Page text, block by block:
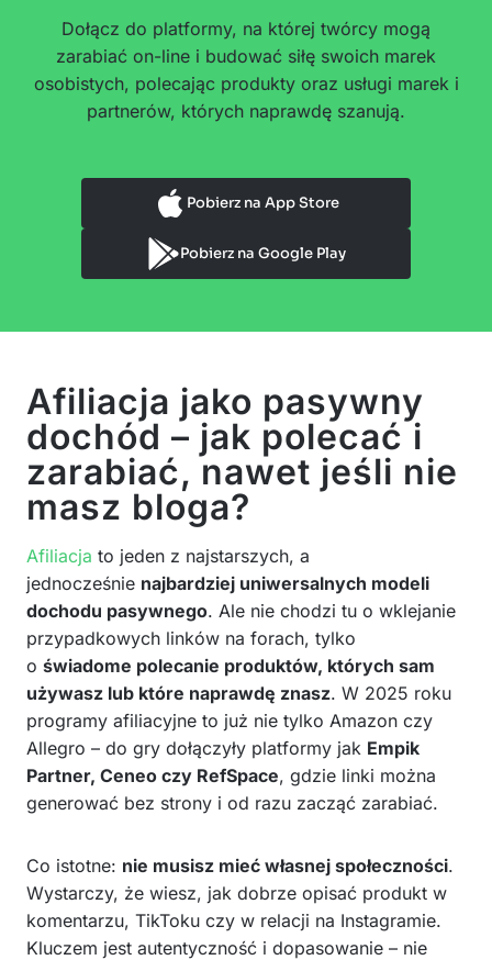
Dołącz do platformy, na której twórcy mogą
zarabiać on-line i budować siłę swoich marek
osobistych, polecając produkty oraz usługi marek i
partnerów, których naprawdę szanują.
Pobierz na App Store
Pobierz na Google Play
Afiliacja jako pasywny
dochód – jak polecać i
zarabiać, nawet jeśli nie
masz bloga?
Afiliacja to jeden z najstarszych, a
jednocześnie najbardziej uniwersalnych modeli
dochodu pasywnego. Ale nie chodzi tu o wklejanie
przypadkowych linków na forach, tylko
o świadome polecanie produktów, których sam
używasz lub które naprawdę znasz. W 2025 roku
programy afiliacyjne to już nie tylko Amazon czy
Allegro – do gry dołączyły platformy jak Empik
Partner, Ceneo czy RefSpace, gdzie linki można
generować bez strony i od razu zacząć zarabiać.
Co istotne: nie musisz mieć własnej społeczności.
Wystarczy, że wiesz, jak dobrze opisać produkt w
komentarzu, TikToku czy w relacji na Instagramie.
Kluczem jest autentyczność i dopasowanie – nie